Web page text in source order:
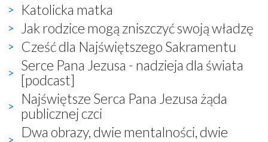
Katolicka matka
Jak rodzice mogą zniszczyć swoją władzę
Cześć dla Najświętszego Sakramentu
Serce Pana Jezusa - nadzieja dla świata
[podcast]
Najświętsze Serca Pana Jezusa żąda
publicznej czci
Dwa obrazy, dwie mentalności, dwie